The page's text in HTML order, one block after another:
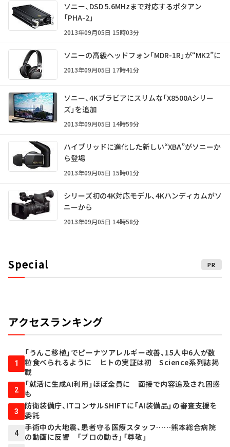
ソニー、DSD 5.6MHzまで対応するポタアン
「PHA-2」
2013年09月05日 15時03分
ソニーの高級ヘッドフォン「MDR-1R」が“MK2”に
2013年09月05日 17時41分
ソニー、4Kブラビアにスリムな「X8500Aシリー
ズ」を追加
2013年09月05日 14時59分
ハイブリッドに進化した新しい“XBA”がソニーか
ら登場
2013年09月05日 15時01分
シリーズ初の4K対応モデル、4Kハンディカムがソ
ニーから
2013年09月05日 14時58分
Special PR
アクセスランキング
1
「うんこ移植」でピーナツアレルギー改善、15人中6人が数
粒食べられるように ヒトの実証は初 Science系列誌掲
載
2
「就活に生成AI利用」ほぼ全員に 面接で内容追及され困惑
も
3
防衛装備庁、ITコンサルSHIFTに「AI装備品」の審査支援を
委託
4
手術中の大地震、患者守る医療スタッフ……熊本総合病院
の動画に反響 「プロの動き」「尊敬」